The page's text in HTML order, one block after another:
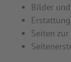
Bilder
Seiten